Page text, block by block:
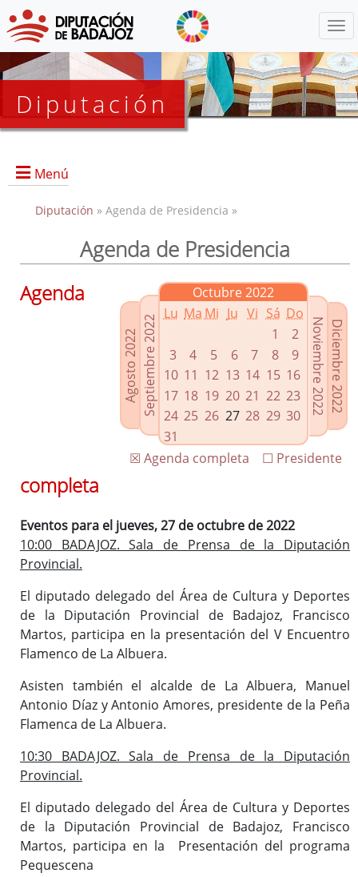
Diputación
Menú
Presidencia
Grupos Políticos
Enlaces relacionados
Agenda de Presidencia
Plenos provinciales y Juntas de gobierno
Oficina de Proyectos Europeos
Diputación » Agenda de Presidencia »
Agenda de Presidencia
Agosto 2022Septiembre 2022
Octubre 2022
Lu Ma Mi Ju Vi Sá Do
1
2
3
4 5 6 7 8
9
10 11 12 13 14 15 16
17 18 19 20 21 22 23
24 25 26 27 28 29 30
31
Diciembre 2022
Noviembre 2022
☐ Presidente
☒ Agenda completa
Agenda
completa
Eventos para el jueves, 27 de octubre de 2022
10:00 BADAJOZ. Sala de Prensa de la Diputación
Provincial.
El diputado delegado del Área de Cultura y Deportes
de la Diputación Provincial de Badajoz, Francisco
Martos, participa en la presentación del V Encuentro
Flamenco de La Albuera.
Asisten también el alcalde de La Albuera, Manuel
Antonio Díaz y Antonio Amores, presidente de la Peña
Flamenca de La Albuera.
10:30 BADAJOZ. Sala de Prensa de la Diputación
Provincial.
El diputado delegado del Área de Cultura y Deportes
de la Diputación Provincial de Badajoz, Francisco
Martos, participa en la Presentación del programa
Pequescena